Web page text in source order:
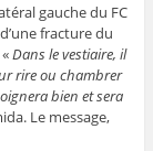
gauche du FC
fracture du
Dans le vestiaire, il
rire ou chambrer
bien et sera
Le message,